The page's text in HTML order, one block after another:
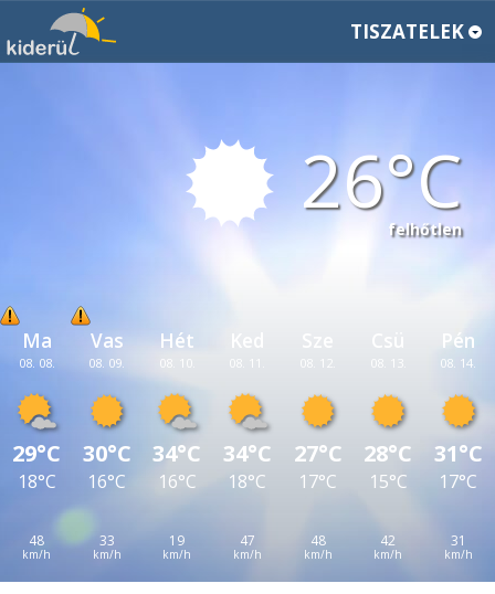
TISZATELEK
26
felhőtlen
Ma
08. 08.
29°C
18°C
48
Vas
08. 09.
30°C
16°C
33
Hét
08. 10.
34°C
16°C
19
08. 11.
34°C
18°C
47
08. 12.
27°C
17°C
48
08. 13.
28°C
15°C
42
Pén
08. 14.
31°C
17°C
31